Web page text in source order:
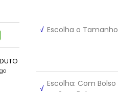
√ Escolha o Tamanho
√
Escolha: Com Bolso